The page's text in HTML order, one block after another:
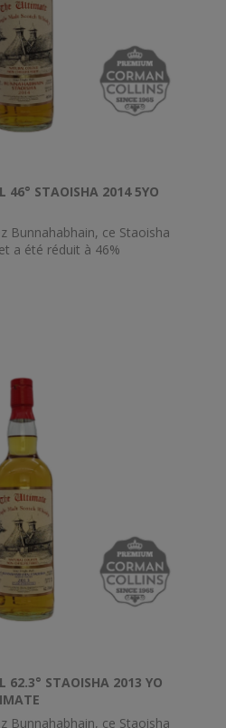
46° STAOISHA 2014 5YO
Bunnahabhain, ce Staoisha
a été réduit à 46%
62.3° STAOISHA 2013 YO
Bunnahabhain, ce Staoisha